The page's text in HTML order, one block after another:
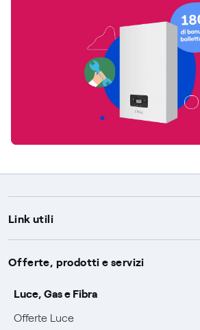
Link utili
Assistenza
Avvisi
SOS luce e gas
Servizi
Servizio di salvaguardia
Collabora con noi
Offerte, prodotti e servizi
Luce, Gas e Fibra
Offerte Luce